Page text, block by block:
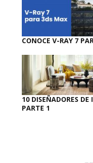
CONOCE V-RAY 7
10 DISEÑADORES DE
PARTE 1